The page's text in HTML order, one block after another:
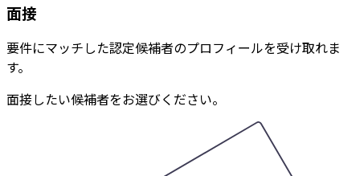
面接
要件にマッチした認定候補者のプロフィールを受け取れま
す。
面接したい候補者をお選びください。